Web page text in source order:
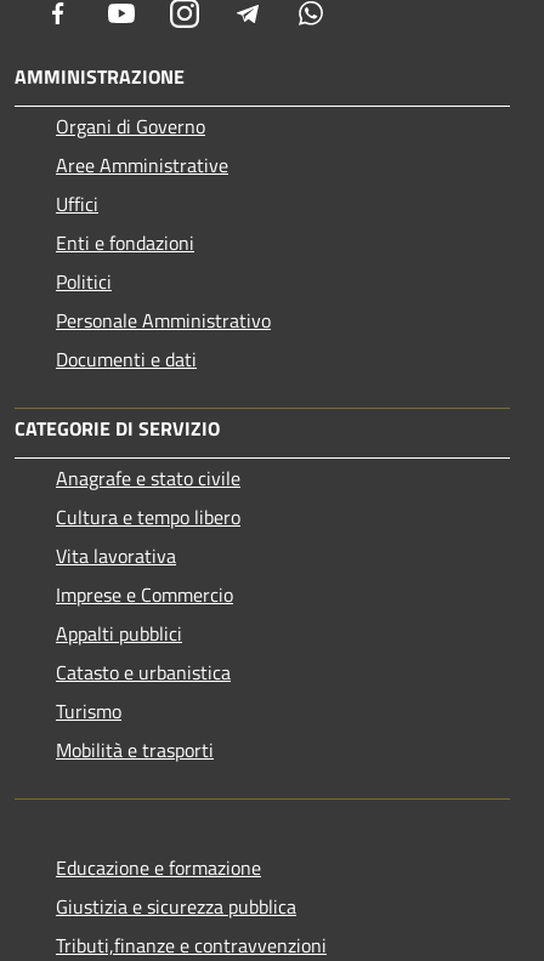
Facebook YoutubeInstagram Telegram
AMMINISTRAZIONE
Organi di Governo
Aree Amministrative
Uffici
Enti e fondazioni
Politici
Personale Amministrativo
Documenti e dati
CATEGORIE DI SERVIZIO
Anagrafe e stato civile
Cultura e tempo libero
Vita lavorativa
Imprese e Commercio
Appalti pubblici
Catasto e urbanistica
Turismo
Mobilità e trasporti
Educazione e formazione
Giustizia e sicurezza pubblica
Tributi,finanze e contravvenzioni